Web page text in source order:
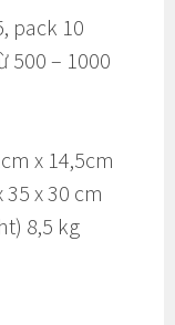
pack 10
500 – 1000
x 14,5cm
35 x 30 cm
8,5 kg